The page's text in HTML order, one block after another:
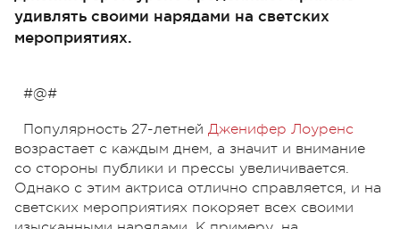
удивлять своими нарядами на светских
мероприятиях.
#@#
Популярность 27-летней Дженифер Лоуренс
возрастает с каждым днем, а значит и внимание
со стороны публики и прессы увеличивается.
Однако с этим актриса отлично справляется, и на
светских мероприятиях покоряет всех своими